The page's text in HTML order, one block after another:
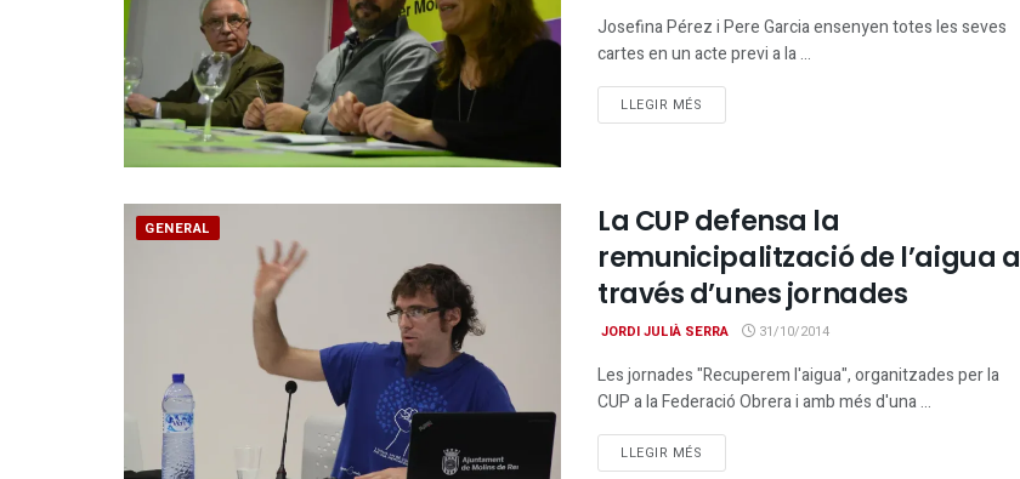
Josefina Pérez i Pere Garcia ensenyen totes les seves
cartes en un acte previ a la ...
LLEGIR MÉS
GENERAL
La CUP defensa la
remunicipalització de l’aigua a
través d’unes jornades
JORDI JULIÀ SERRA 31/10/2014
Les jornades "Recuperem l'aigua", organitzades per la
CUP a la Federació Obrera i amb més d'una ...
LLEGIR MÉS